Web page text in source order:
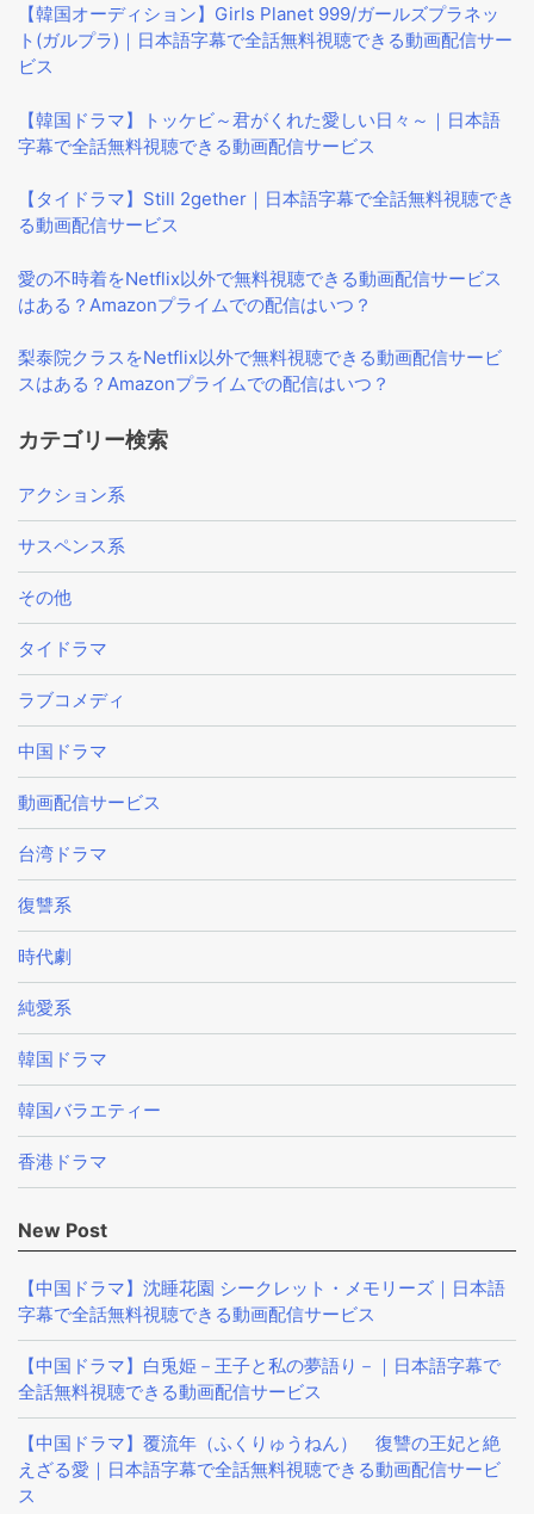
【韓国オーディション】Girls Planet 999/ガールズプラネッ
ト(ガルプラ)｜日本語字幕で全話無料視聴できる動画配信サー
ビス
【韓国ドラマ】トッケビ～君がくれた愛しい日々～｜日本語
字幕で全話無料視聴できる動画配信サービス
【タイドラマ】Still 2gether｜日本語字幕で全話無料視聴でき
る動画配信サービス
愛の不時着をNetflix以外で無料視聴できる動画配信サービス
はある？Amazonプライムでの配信はいつ？
梨泰院クラスをNetflix以外で無料視聴できる動画配信サービ
スはある？Amazonプライムでの配信はいつ？
カテゴリー検索
アクション系
サスペンス系
その他
タイドラマ
ラブコメディ
中国ドラマ
動画配信サービス
台湾ドラマ
復讐系
時代劇
純愛系
韓国ドラマ
韓国バラエティー
香港ドラマ
New Post
【中国ドラマ】沈睡花園 シークレット・メモリーズ｜日本語
字幕で全話無料視聴できる動画配信サービス
【中国ドラマ】白兎姫－王子と私の夢語り－｜日本語字幕で
全話無料視聴できる動画配信サービス
【中国ドラマ】覆流年（ふくりゅうねん） 復讐の王妃と絶
えざる愛｜日本語字幕で全話無料視聴できる動画配信サービ
ス